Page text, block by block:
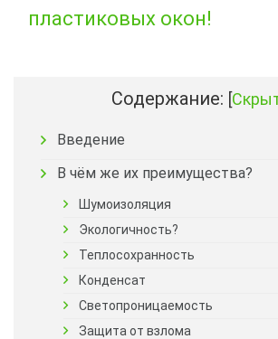
пластиковых окон!
Содержание: [
Введение
В чём же их преимущества?
Шумоизоляция
Экологичность?
Теплосохранность
Конденсат
Светопроницаемость
Защита от взлома